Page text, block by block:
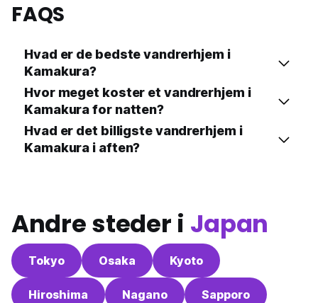
FAQS
Hvad er de bedste vandrerhjem i
Kamakura?
Hvor meget koster et vandrerhjem i
Kamakura for natten?
Hvad er det billigste vandrerhjem i
Kamakura i aften?
Andre steder i Japan
Tokyo Osaka Kyoto
Hiroshima Nagano Sapporo